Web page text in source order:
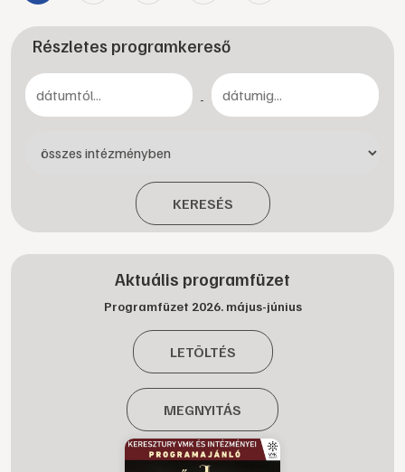
Részletes programkereső
-
KERESÉS
Aktuális programfüzet
Programfüzet 2026. május-június
LETÖLTÉS
MEGNYITÁS